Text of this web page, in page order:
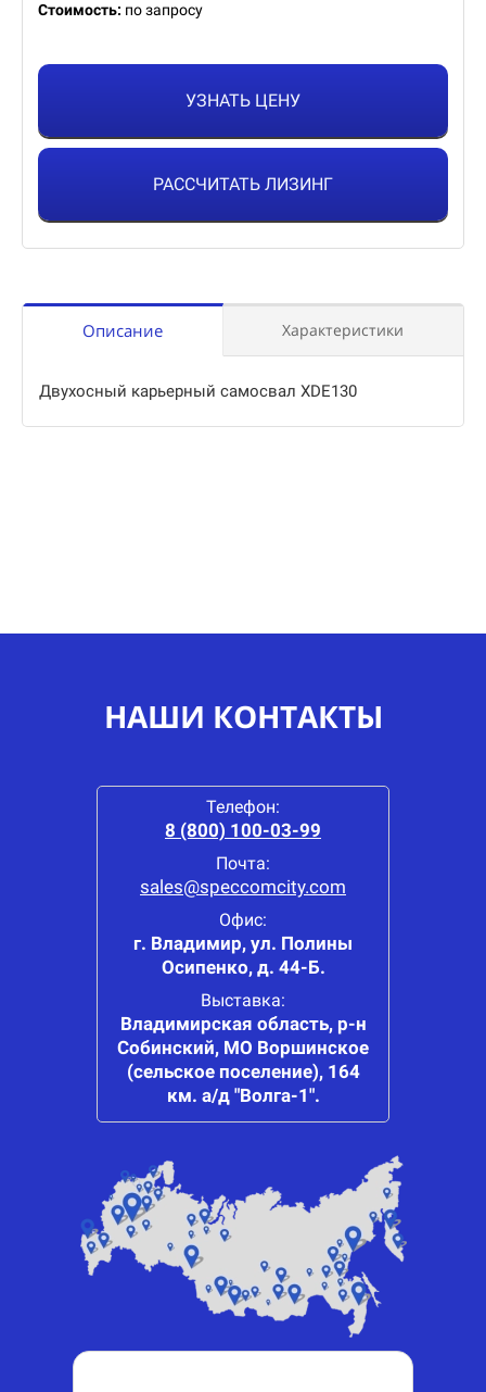
Стоимость: по запросу
УЗНАТЬ ЦЕНУ
РАССЧИТАТЬ ЛИЗИНГ
Описание Характеристики
Двухосный карьерный самосвал XDE130
НАШИ КОНТАКТЫ
Телефон:
8 (800) 100-03-99
Почта:
sales@speccomcity.com
Офис:
г. Владимир, ул. Полины
Осипенко, д. 44-Б.
Выставка:
Владимирская область, р-н
Собинский, МО Воршинское
(сельское поселение), 164
км. а/д "Волга-1".